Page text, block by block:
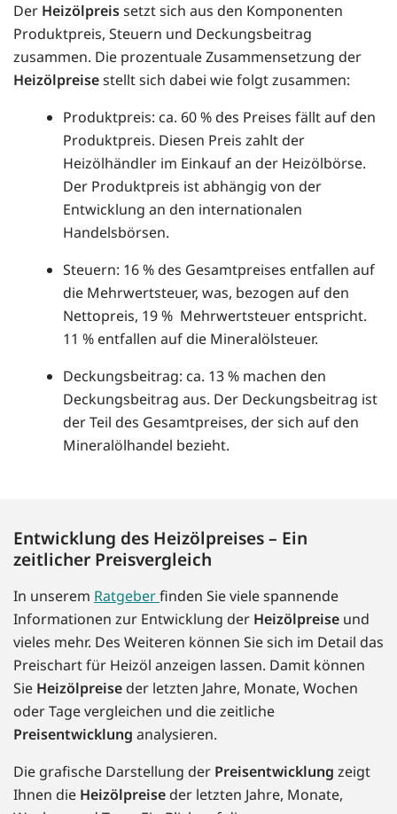
Der Heizölpreissetzt sich aus den Komponenten
Produktpreis, Steuern und Deckungsbeitrag
zusammen. Die prozentuale Zusammensetzung der
Heizölpreisestellt sich dabei wie folgt zusammen:
Produktpreis: ca. 60 % des Preises fällt auf den
Produktpreis. Diesen Preis zahlt der
Heizölhändler im Einkauf an der Heizölbörse.
Der Produktpreis ist abhängig von der
Entwicklung an den internationalen
Handelsbörsen.
Steuern: 16 % des Gesamtpreises entfallen auf
die Mehrwertsteuer, was, bezogen auf den
Nettopreis, 19 % Mehrwertsteuer entspricht.
11 % entfallen auf die Mineralölsteuer.
Deckungsbeitrag: ca. 13 % machen den
Deckungsbeitrag aus. Der Deckungsbeitrag ist
der Teil des Gesamtpreises, der sich auf den
Mineralölhandel bezieht.
Entwicklung des Heizölpreises – Ein
zeitlicher Preisvergleich
In unserem Ratgeberfinden Sie viele spannende
Informationen zur Entwicklung der Heizölpreise und
vieles mehr. Des Weiteren können Sie sich im Detail das
Preischart für Heizöl anzeigen lassen. Damit können
Sie Heizölpreise der letzten Jahre, Monate, Wochen
oder Tage vergleichen und die zeitliche
Preisentwicklung analysieren.
Die grafische Darstellung der Preisentwicklung zeigt
Ihnen die Heizölpreise der letzten Jahre, Monate,